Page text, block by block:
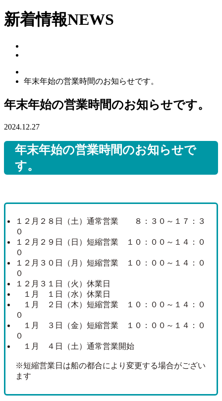
新着情報NEWS
年末年始の営業時間のお知らせです。
年末年始の営業時間のお知らせです。
2024.12.27
年末年始の営業時間のお知らせで
す。
１２月２８日（土）通常営業 ８：３０～１７：３
０
１２月２９日（日）短縮営業 １０：００～１４：０
０
１２月３０日（月）短縮営業 １０：００～１４：０
０
１２月３１日（火）休業日
１月 １日（水）休業日
１月 ２日（木）短縮営業 １０：００～１４：０
０
１月 ３日（金）短縮営業 １０：００～１４：０
０
１月 ４日（土）通常営業開始
※短縮営業日は船の都合により変更する場合がござい
ます